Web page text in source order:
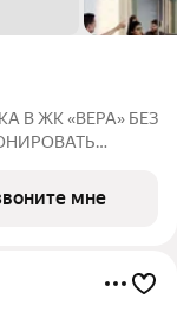
В ЖК «ВЕРА» БЕЗ
мне